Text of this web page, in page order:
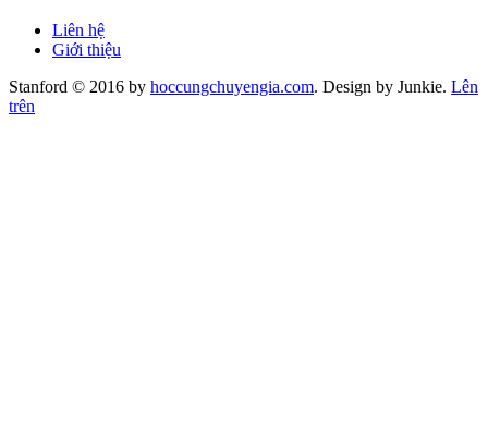
Liên hệ
Giới thiệu
Stanford © 2016 by hoccungchuyengia.com. Design by Junkie. Lên
trên